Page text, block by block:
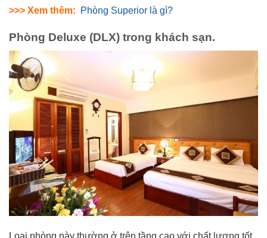
>>> Xem thêm: Phòng Superior là gì?
Phòng Deluxe (DLX) trong khách sạn.
Loại phòng này thường ở trên tầng cao với chất lượng tốt